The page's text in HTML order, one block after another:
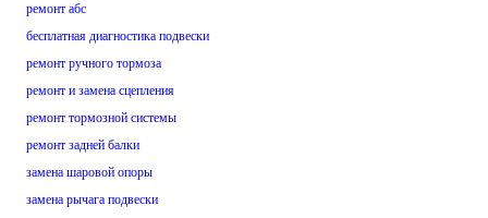
ремонт абс
бесплатная диагностика подвески
ремонт ручного тормоза
ремонт и замена сцепления
ремонт тормозной системы
ремонт задней балки
замена шаровой опоры
замена рычага подвески